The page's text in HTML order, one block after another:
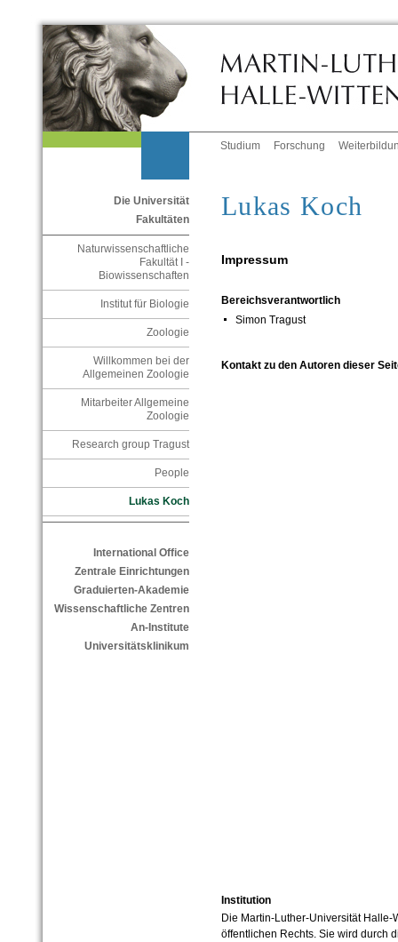
Studium Forschung
Die Universität
Fakultäten
Naturwissenschaftliche
Fakultät I -
Biowissenschaften
Institut für Biologie
Zoologie
Willkommen bei der
Allgemeinen Zoologie
Mitarbeiter Allgemeine
Zoologie
Research group Tragust
People
Lukas Koch
International Office
Zentrale Einrichtungen
Graduierten-Akademie
Wissenschaftliche Zentren
An-Institute
Universitätsklinikum
Lukas Koch
Impressum
Bereichsverantwortlich
Simon Tragust
Kontakt zu den Autoren dieser
Institution
Die Martin-Luther-Universität
öffentlichen Rechts. Sie wird durch